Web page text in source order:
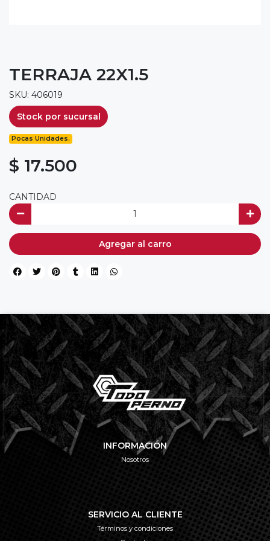
TERRAJA 22X1.5
SKU: 406019
Stock por sucursal
Pocas Unidades.
$ 17.500
CANTIDAD
Agregar al carro
INFORMACIÓN
Nosotros
SERVICIO AL CLIENTE
Términos y condiciones